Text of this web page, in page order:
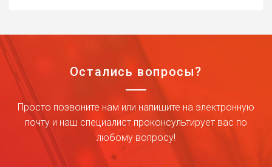
Остались вопросы?
Просто позвоните нам или напишите на электронную
почту и наш специалист проконсультирует вас по
любому вопросу!